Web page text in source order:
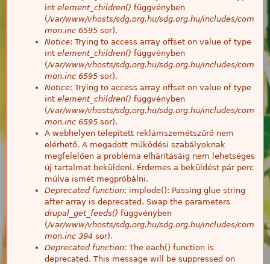
int element_children() függvényben
(/var/www/vhosts/sdg.org.hu/sdg.org.hu/includes/com
mon.inc 6595 sor).
Notice: Trying to access array offset on value of type
int element_children() függvényben
(/var/www/vhosts/sdg.org.hu/sdg.org.hu/includes/com
mon.inc 6595 sor).
Notice: Trying to access array offset on value of type
int element_children() függvényben
(/var/www/vhosts/sdg.org.hu/sdg.org.hu/includes/com
mon.inc 6595 sor).
A webhelyen telepített reklámszemétszűrő nem
elérhető. A megadott működési szabályoknak
megfelelően a probléma elhárításáig nem lehetséges
új tartalmat beküldeni. Érdemes a beküldést pár perc
múlva ismét megpróbálni.
Deprecated function: implode(): Passing glue string
after array is deprecated. Swap the parameters
drupal_get_feeds() függvényben
(/var/www/vhosts/sdg.org.hu/sdg.org.hu/includes/com
mon.inc 394 sor).
Deprecated function: The each() function is
deprecated. This message will be suppressed on